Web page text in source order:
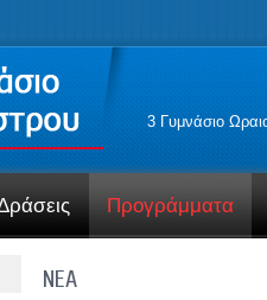
3 Γυμνάσιο
Προγράμματα
NEA